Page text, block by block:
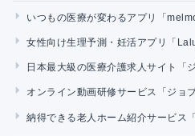
いつもの医療が変わるアプリ「
女性向け生理予測・妊活アプリ「
日本最大級の医療介護求人サイト「
オンライン動画研修サービス「ジョ
納得できる老人ホーム紹介サービス